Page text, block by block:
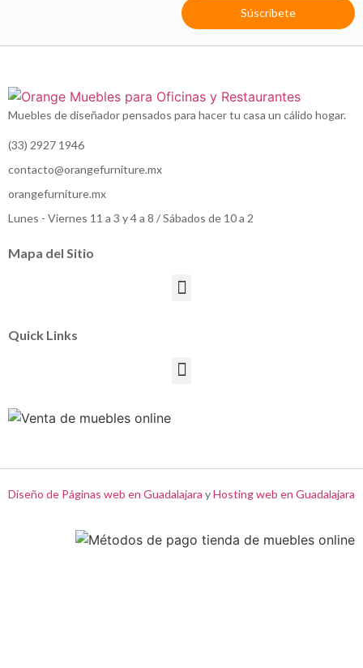
Súscribete
Muebles de diseñador pensados para hacer tu casa un cálido hogar.
(33) 2927 1946
contacto@orangefurniture.mx
orangefurniture.mx
Lunes - Viernes 11 a 3 y 4 a 8 / Sábados de 10 a 2
Mapa del Sitio
Quick Links
Diseño de Páginas web en Guadalajara yHosting web en Guadalajara